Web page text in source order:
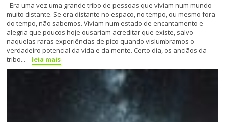
Era uma vez uma grande tribo de pessoas que viviam num mundo
muito distante. Se era distante no espaço, no tempo, ou mesmo fora
do tempo, não sabemos. Viviam num estado de encantamento e
alegria que poucos hoje ousariam acreditar que existe, salvo
naquelas raras experiências de pico quando vislumbramos o
verdadeiro potencial da vida e da mente. Certo dia, os anciãos da
tribo...
leia mais